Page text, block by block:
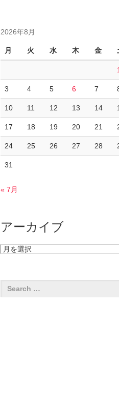
2026年8月
月 火 水 木 金
1
3 4 5 6 7
10 11 12 13 14
17 18 19 20 21
24 25 26 27 28
31
« 7月
アーカイブ
ア
イ
ブ